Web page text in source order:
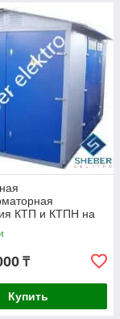
КТП и КТПН на
₸
Купить